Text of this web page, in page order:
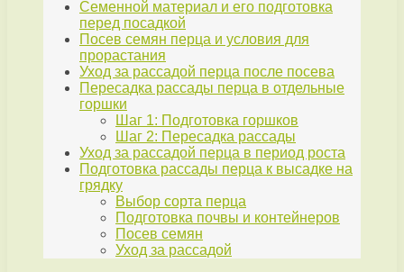
Семенной материал и его подготовка
перед посадкой
Посев семян перца и условия для
прорастания
Уход за рассадой перца после посева
Пересадка рассады перца в отдельные
горшки
Шаг 1: Подготовка горшков
Шаг 2: Пересадка рассады
Уход за рассадой перца в период роста
Подготовка рассады перца к высадке на
грядку
Выбор сорта перца
Подготовка почвы и контейнеров
Посев семян
Уход за рассадой